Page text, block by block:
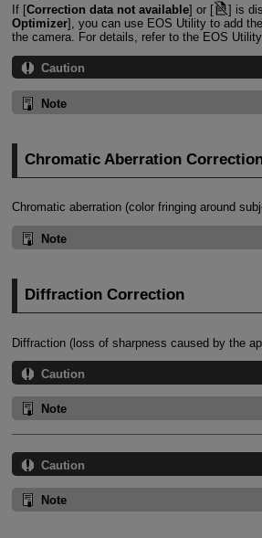
If [Correction data not available] or [ ] is
Optimizer], you can use EOS Utility to add
the camera. For details, refer to the EOS Utility
Caution
Note
Chromatic Aberration
Chromatic aberration (color fringing around
Note
Diffraction Correction
Diffraction (loss of sharpness caused by the
Caution
Note
Caution
Note